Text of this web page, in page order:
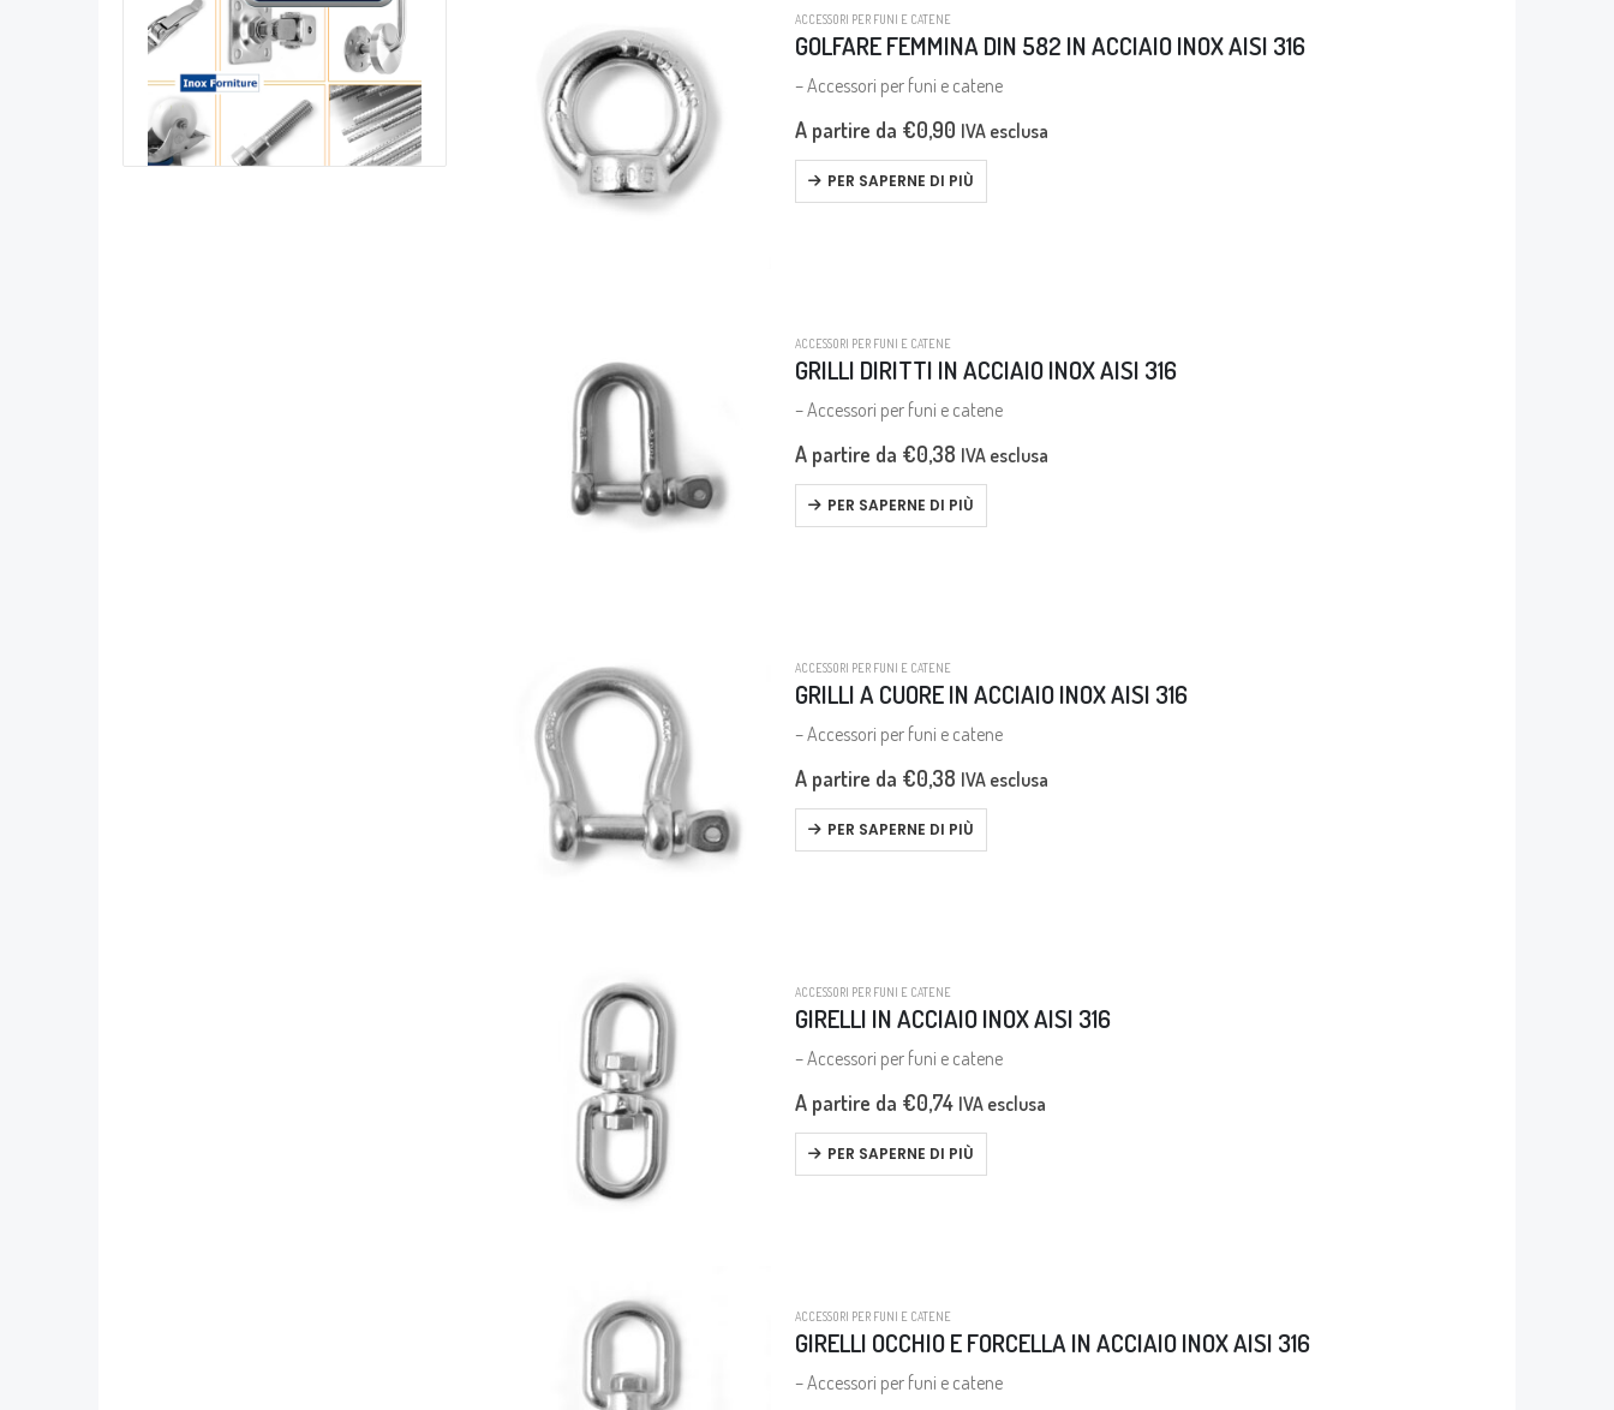
ACCESSORI PER FUNI E CATENE
GOLFARE FEMMINA DIN 582 IN ACCIAIO INOX AISI 316
– Accessori per funi e catene
A partire da €0,90 IVA esclusa
PER SAPERNE DI PIÙ
ACCESSORI PER FUNI E CATENE
GRILLI DIRITTI IN ACCIAIO INOX AISI 316
– Accessori per funi e catene
A partire da €0,38 IVA esclusa
PER SAPERNE DI PIÙ
ACCESSORI PER FUNI E CATENE
GRILLI A CUORE IN ACCIAIO INOX AISI 316
– Accessori per funi e catene
A partire da €0,38 IVA esclusa
PER SAPERNE DI PIÙ
ACCESSORI PER FUNI E CATENE
GIRELLI IN ACCIAIO INOX AISI 316
– Accessori per funi e catene
A partire da €0,74 IVA esclusa
PER SAPERNE DI PIÙ
ACCESSORI PER FUNI E CATENE
GIRELLI OCCHIO E FORCELLA IN ACCIAIO INOX AISI 316
– Accessori per funi e catene